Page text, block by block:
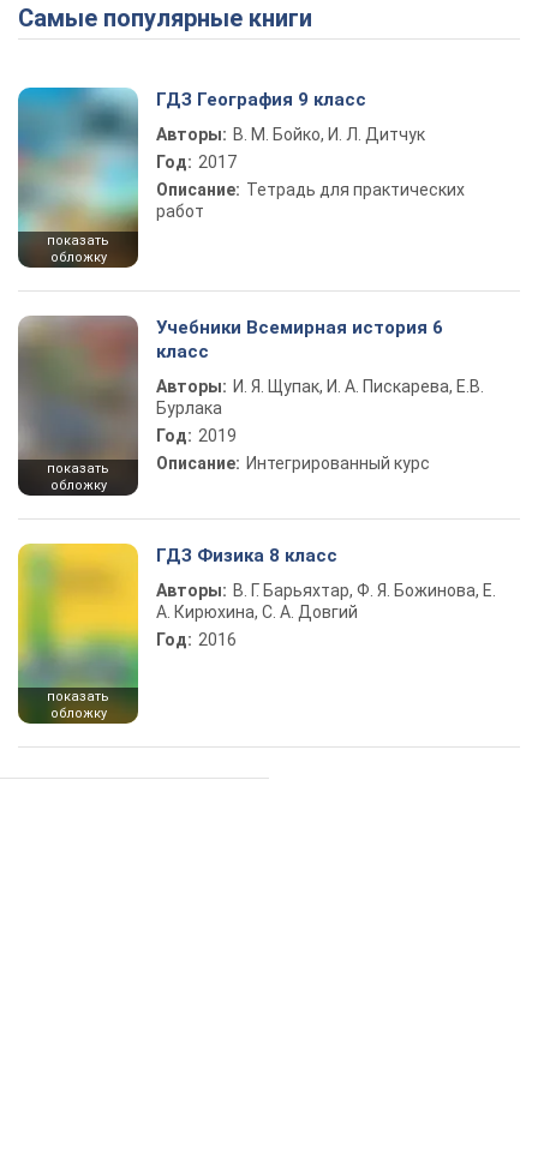
Самые популярные книги
показать
обложку
ГДЗ География 9 класс
Авторы: В. М. Бойко, И. Л. Дитчук
Год: 2017
Описание: Тетрадь для практических
работ
показать
обложку
Учебники Всемирная история 6
класс
Авторы: И. Я. Щупак, И. А. Пискарева, Е.В.
Бурлака
Год: 2019
Описание: Интегрированный курс
показать
обложку
ГДЗ Физика 8 класс
Авторы: В. Г. Барьяхтар, Ф. Я. Божинова, Е.
А. Кирюхина, С. А. Довгий
Год: 2016